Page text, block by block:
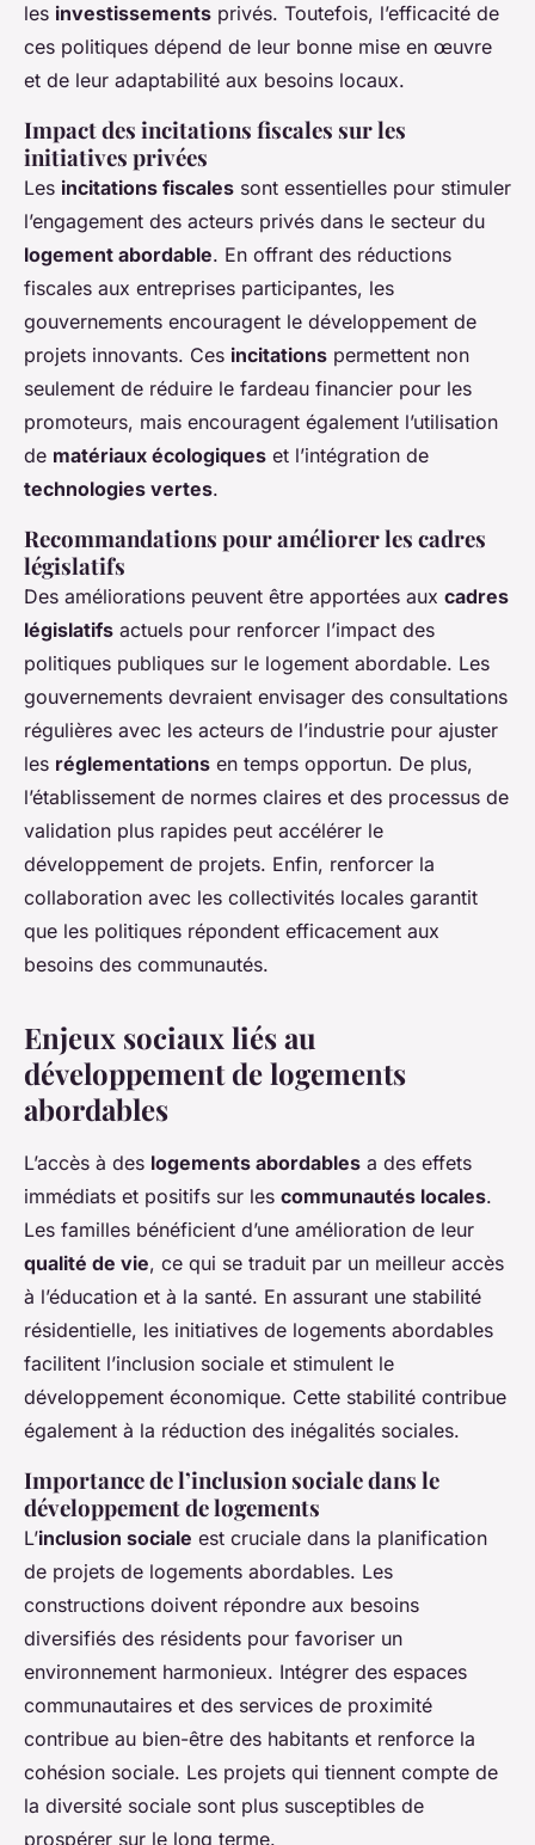
les investissements privés. Toutefois, l’efficacité de
ces politiques dépend de leur bonne mise en œuvre
et de leur adaptabilité aux besoins locaux.
Impact des incitations fiscales sur les
initiatives privées
Les incitations fiscales sont essentielles pour stimuler
l’engagement des acteurs privés dans le secteur du
logement abordable. En offrant des réductions
fiscales aux entreprises participantes, les
gouvernements encouragent le développement de
projets innovants. Ces incitations permettent non
seulement de réduire le fardeau financier pour les
promoteurs, mais encouragent également l’utilisation
de matériaux écologiques et l’intégration de
technologies vertes.
Recommandations pour améliorer les cadres
législatifs
Des améliorations peuvent être apportées aux cadres
législatifs actuels pour renforcer l’impact des
politiques publiques sur le logement abordable. Les
gouvernements devraient envisager des consultations
régulières avec les acteurs de l’industrie pour ajuster
les réglementations en temps opportun. De plus,
l’établissement de normes claires et des processus de
validation plus rapides peut accélérer le
développement de projets. Enfin, renforcer la
collaboration avec les collectivités locales garantit
que les politiques répondent efficacement aux
besoins des communautés.
Enjeux sociaux liés au
développement de logements
abordables
L’accès à des logements abordables a des effets
immédiats et positifs sur les communautés locales.
Les familles bénéficient d’une amélioration de leur
qualité de vie, ce qui se traduit par un meilleur accès
à l’éducation et à la santé. En assurant une stabilité
résidentielle, les initiatives de logements abordables
facilitent l’inclusion sociale et stimulent le
développement économique. Cette stabilité contribue
également à la réduction des inégalités sociales.
Importance de l’inclusion sociale dans le
développement de logements
L’inclusion sociale est cruciale dans la planification
de projets de logements abordables. Les
constructions doivent répondre aux besoins
diversifiés des résidents pour favoriser un
environnement harmonieux. Intégrer des espaces
communautaires et des services de proximité
contribue au bien-être des habitants et renforce la
cohésion sociale. Les projets qui tiennent compte de
la diversité sociale sont plus susceptibles de
prospérer sur le long terme.